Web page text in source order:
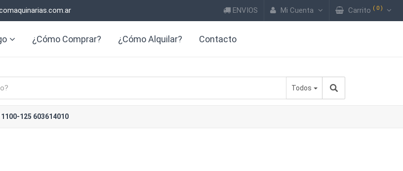
ENVIOS Mi Cuenta Carrito ( 0 )
¿Cómo Comprar? ¿Cómo Alquilar? Contacto
Todos
1100-125 603614010